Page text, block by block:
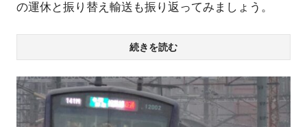
の運休と振り替え輸送も振り返ってみましょう。
続きを読む